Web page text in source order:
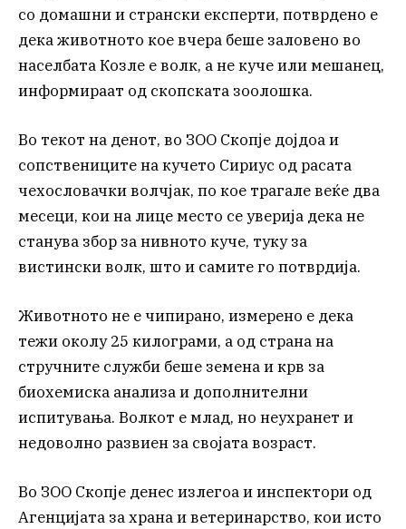
со домашни и странски експерти, потврдено е
дека животното кое вчера беше заловено во
населбата Козле е волк, а не куче или мешанец,
информираат од скопската зоолошка.
Во текот на денот, во ЗОО Скопје дојдоа и
сопствениците на кучето Сириус од расата
чехословачки волчјак, по кое трагале веќе два
месеци, кои на лице место се уверија дека не
станува збор за нивното куче, туку за
вистински волк, што и самите го потврдија.
Животното не е чипирано, измерено е дека
тежи околу 25 килограми, а од страна на
стручните служби беше земена и крв за
биохемиска анализа и дополнителни
испитувања. Волкот е млад, но неухранет и
недоволно развиен за својата возраст.
Во ЗОО Скопје денес излегоа и инспектори од
Агенцијата за храна и ветеринарство, кои исто